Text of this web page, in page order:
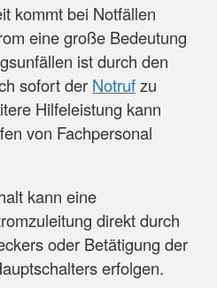
kommt bei Notfällen
eine große Bedeutung
ist durch den
sofort der Notrufzu
Hilfeleistung kann
von Fachpersonal
kann eine
direkt durch
oder Betätigung der
erfolgen.